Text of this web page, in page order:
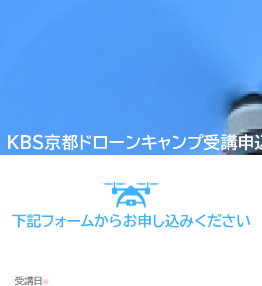
KBS京都ドローンキャンプ受講申
下記フォームからお申し込みください
受講日 ※